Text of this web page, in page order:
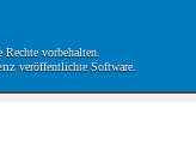
vorbehalten.
veröffentlichte Software.